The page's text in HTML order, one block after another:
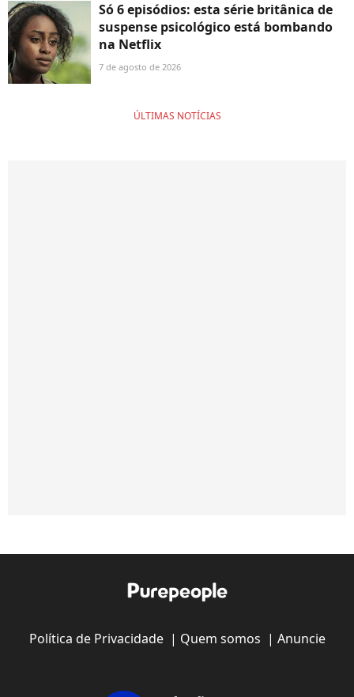
Só 6 episódios: esta série britânica de
suspense psicológico está bombando
na Netflix
7 de agosto de 2026
ÚLTIMAS NOTÍCIAS
Política de Privacidade| Quem somos | Anuncie